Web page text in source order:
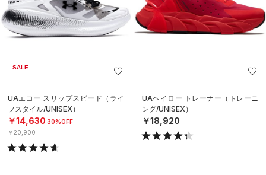
SALE
UAエコー スリップスピード（ライ
フスタイル/UNISEX）
￥14,630 30%OFF
￥20,900
UAヘイロー トレーナー（トレーニ
ング/UNISEX）
￥18,920